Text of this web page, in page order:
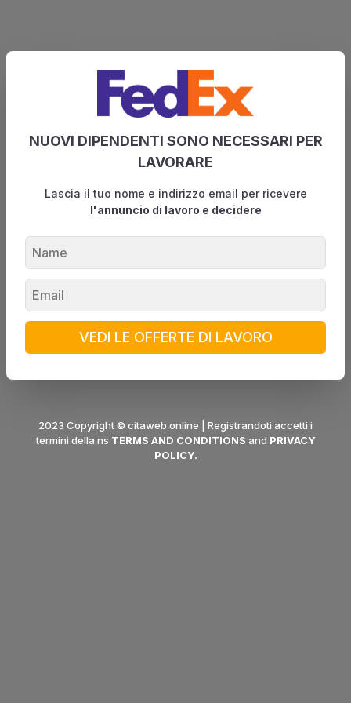
NUOVI DIPENDENTI SONO NECESSARI PER
LAVORARE
Lascia il tuo nome e indirizzo email per ricevere
l'annuncio di lavoro e decidere
VEDI LE OFFERTE DI LAVORO
2023 Copyright © citaweb.online | Registrandoti accetti i
termini della ns TERMS AND CONDITIONS and PRIVACY
POLICY.